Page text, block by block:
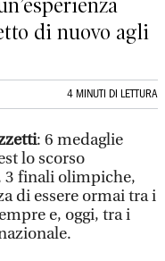
di nuovo agli
4 MINUTI DI LETTURA
: 6 medaglie
lo scorso
3 finali olimpiche,
di essere ormai tra i
e, oggi, tra i